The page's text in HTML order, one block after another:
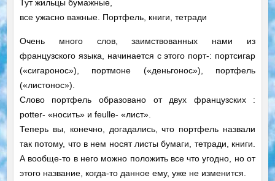
Тут жильцы бумажные,
все ужасно важные. Портфель, книги, тетради
Очень много слов, заимствованных нами из
французского языка, начинается с этого порт-: портсигар
(«сигаронос»), портмоне («деньгонос»), портфель
(«листонос»).
Слово портфель образовано от двух французских :
potter- «носить» и feulle- «лист».
Теперь вы, конечно, догадались, что портфель назвали
так потому, что в нем носят листы бумаги, тетради, книги.
А вообще-то в него можно положить все что угодно, но от
этого название, когда-то данное ему, уже не изменится.